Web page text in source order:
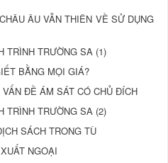
ÂU VẪN THIÊN VỀ SỬ DỤNG
TRÌNH TRƯỜNG SA (1)
BẰNG MỌI GIÁ?
ÐỀ ÁM SÁT CÓ CHỦ ÐÍCH
TRÌNH TRƯỜNG SA (2)
SÁCH TRONG TÙ
NGOẠI